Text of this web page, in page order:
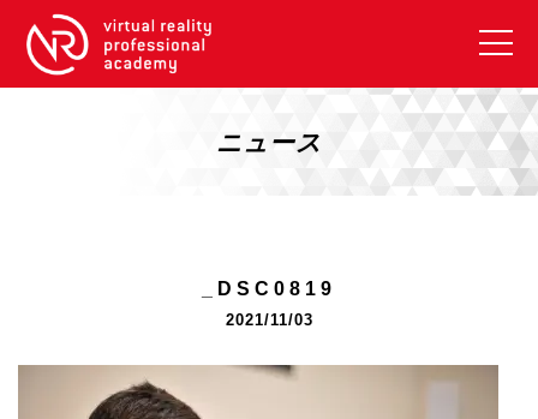
VRアカデミーとは
【2026年10月】ARエキスパートコース
【2026年10月】XRプロフェッショナル
ニュース
_DSC0819
2021/11/03